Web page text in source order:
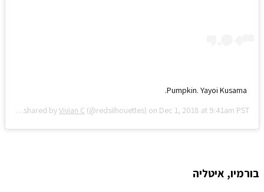
Pumpkin. Yayoi Kusama.
A post shared by
Vivian C (@redsilhouettes) on Dec 1, 2018 at 9:41am PST
בורמיו, איטליה